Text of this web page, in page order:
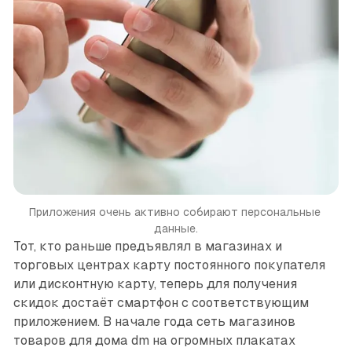
Приложения очень активно собирают персональные
данные.
Тот, кто раньше предъявлял в магазинах и
торговых центрах карту постоянного покупателя
или дисконтную карту, теперь для получения
скидок достаёт смартфон с соответствующим
приложением. В начале года сеть магазинов
товаров для дома dm на огромных плакатах